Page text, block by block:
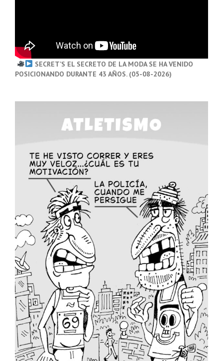
SECRET’S EL SECRETO DE LA MODA SE HA VENIDO
POSICIONANDO DURANTE 43 AÑOS. (05-08-2026)